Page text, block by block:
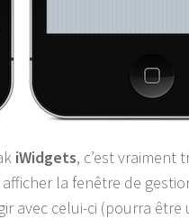
iWidgets, c’est vraiment
la fenêtre de
avec celui-ci (pourra